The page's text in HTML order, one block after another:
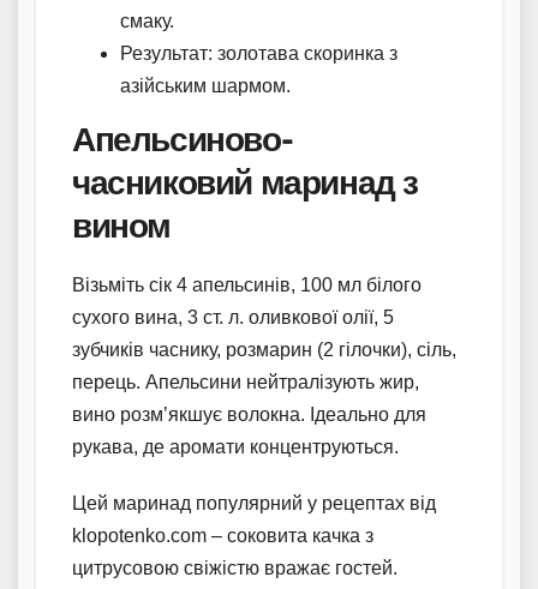
смаку.
Результат: золотава скоринка з
азійським шармом.
Апельсиново-
часниковий маринад з
вином
Візьміть сік 4 апельсинів, 100 мл білого
сухого вина, 3 ст. л. оливкової олії, 5
зубчиків часнику, розмарин (2 гілочки), сіль,
перець. Апельсини нейтралізують жир,
вино розм’якшує волокна. Ідеально для
рукава, де аромати концентруються.
Цей маринад популярний у рецептах від
klopotenko.com – соковита качка з
цитрусовою свіжістю вражає гостей.